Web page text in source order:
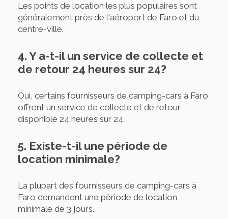
Les points de location les plus populaires sont
généralement près de l'aéroport de Faro et du
centre-ville.
4. Y a-t-il un service de collecte et
de retour 24 heures sur 24?
Oui, certains fournisseurs de camping-cars à Faro
offrent un service de collecte et de retour
disponible 24 heures sur 24.
5. Existe-t-il une période de
location minimale?
La plupart des fournisseurs de camping-cars à
Faro demandent une période de location
minimale de 3 jours.